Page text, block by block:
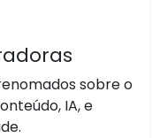
sobre o
IA, e